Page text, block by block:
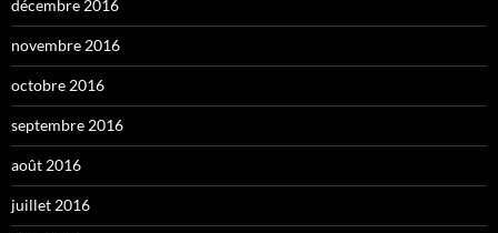
décembre 2016
novembre 2016
octobre 2016
septembre 2016
août 2016
juillet 2016